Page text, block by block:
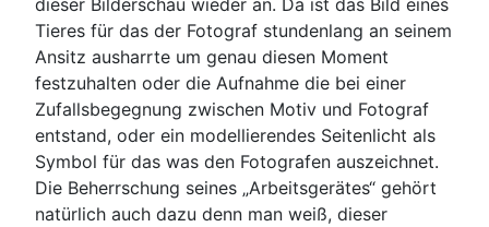
dieser Bilderschau wieder an. Da ist das Bild eines
Tieres für das der Fotograf stundenlang an seinem
Ansitz ausharrte um genau diesen Moment
festzuhalten oder die Aufnahme die bei einer
Zufallsbegegnung zwischen Motiv und Fotograf
entstand, oder ein modellierendes Seitenlicht als
Symbol für das was den Fotografen auszeichnet.
Die Beherrschung seines „Arbeitsgerätes“ gehört
natürlich auch dazu denn man weiß, dieser